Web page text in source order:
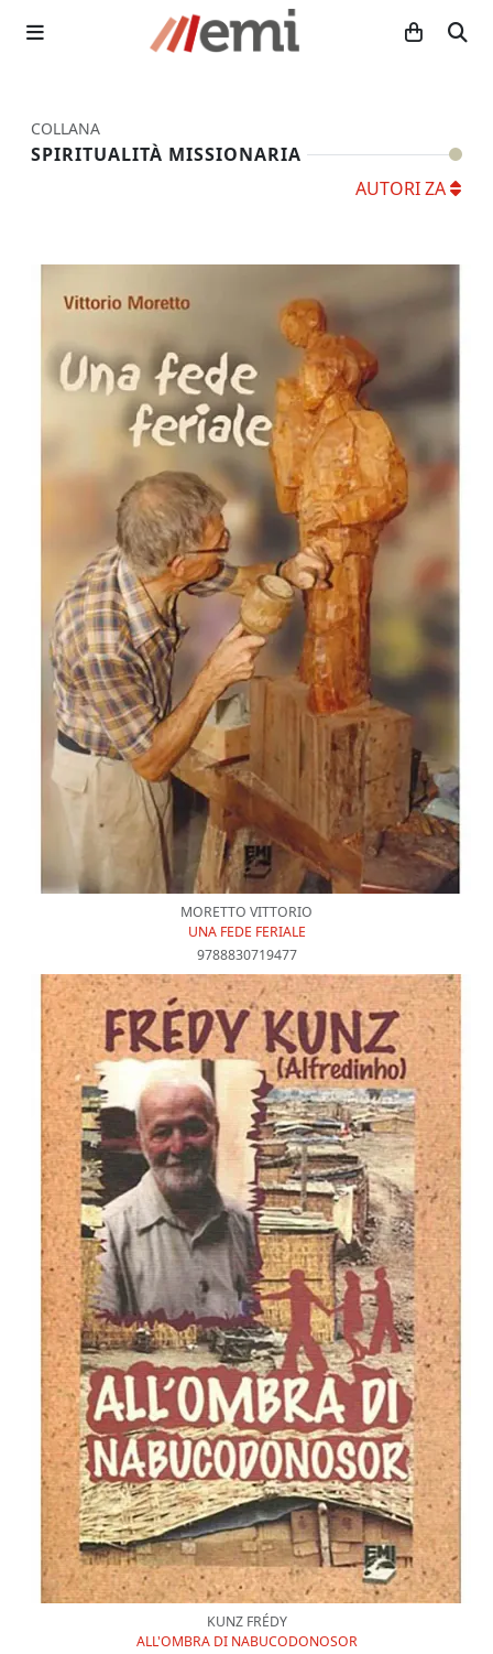
COLLANA
SPIRITUALITÀ MISSIONARIA
AUTORI ZA
MORETTO VITTORIO
UNA FEDE FERIALE
9788830719477
KUNZ FRÉDY
ALL'OMBRA DI NABUCODONOSOR